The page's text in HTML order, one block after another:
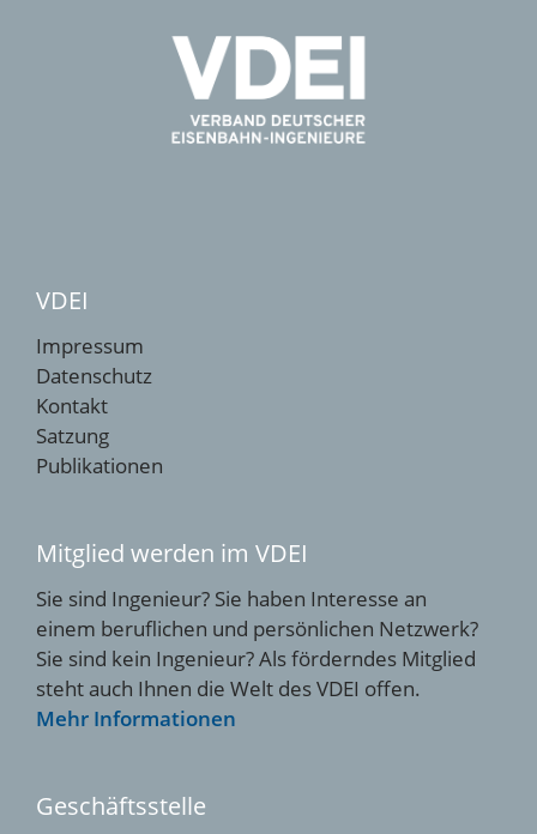
VDEI
Impressum
Datenschutz
Kontakt
Satzung
Publikationen
Mitglied werden im VDEI
Sie sind Ingenieur? Sie haben Interesse an
einem beruflichen und persönlichen Netzwerk?
Sie sind kein Ingenieur? Als förderndes Mitglied
steht auch Ihnen die Welt des VDEI offen.
Mehr Informationen
Geschäftsstelle